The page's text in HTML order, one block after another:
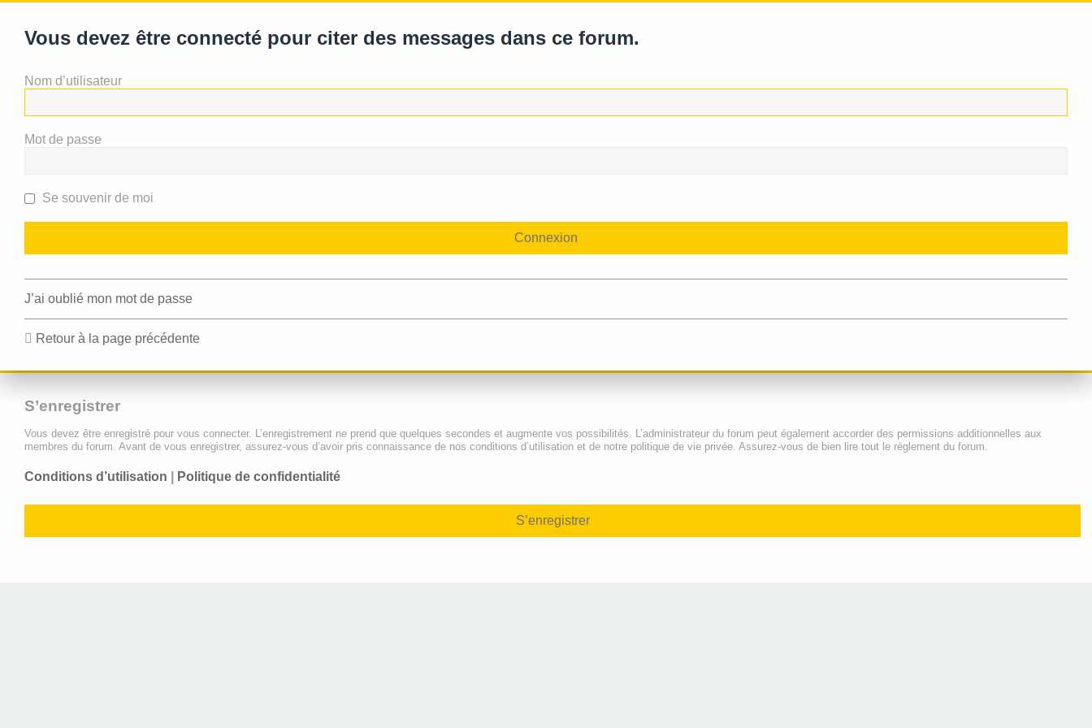
Vous devez être connecté pour citer des messages dans ce forum.
Nom d’utilisateur
Mot de passe
Se souvenir de moi
J’ai oublié mon mot de passe
Retour à la page précédente
S’enregistrer
Vous devez être enregistré pour vous connecter. L’enregistrement ne prend que quelques secondes et augmente vos possibilités. L’administrateur du forum peut également accorder des permissions additionnelles aux
membres du forum. Avant de vous enregistrer, assurez-vous d’avoir pris connaissance de nos conditions d’utilisation et de notre politique de vie privée. Assurez-vous de bien lire tout le règlement du forum.
Conditions d’utilisation Politique de confidentialité
S’enregistrer